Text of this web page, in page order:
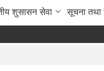
शुसासन सेवा सूचना तथा